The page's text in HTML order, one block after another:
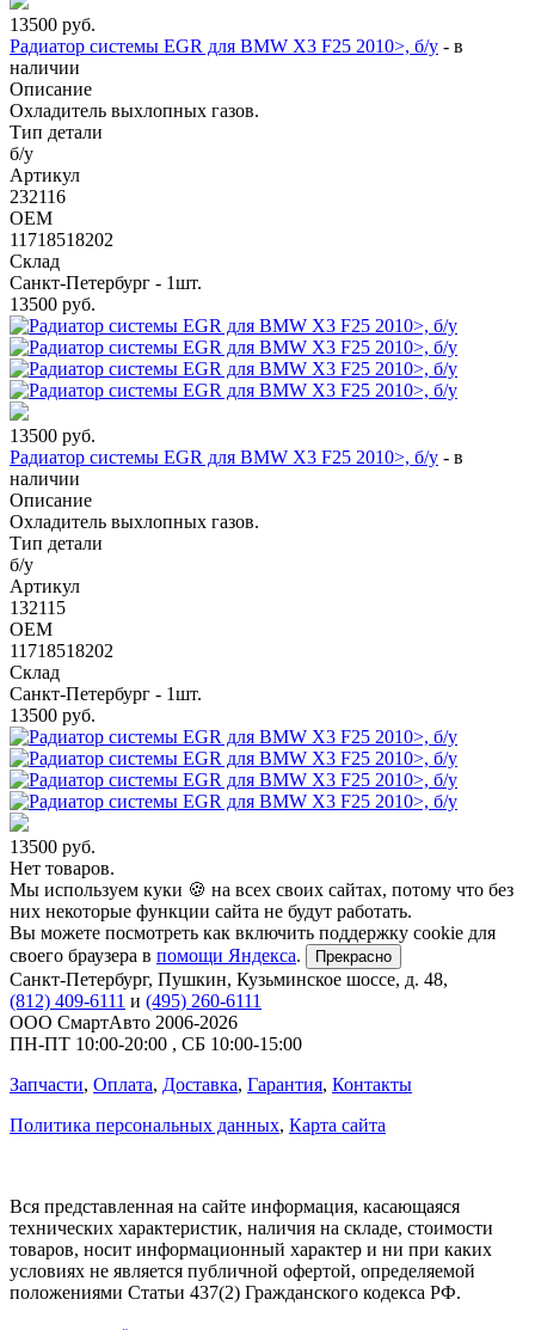
13500 руб.
Радиатор системы EGR для BMW X3 F25 2010>, б/у - в
наличии
Описание
Охладитель выхлопных газов.
Тип детали
б/у
Артикул
232116
OEM
11718518202
Склад
Санкт-Петербург - 1шт.
13500 руб.
13500 руб.
Радиатор системы EGR для BMW X3 F25 2010>, б/у - в
наличии
Описание
Охладитель выхлопных газов.
Тип детали
б/у
Артикул
132115
OEM
11718518202
Склад
Санкт-Петербург - 1шт.
13500 руб.
13500 руб.
Нет товаров.
Мы используем куки 🍪 на всех своих сайтах, потому что без
них некоторые функции сайта не будут работать.
Вы можете посмотреть как включить поддержку cookie для
своего браузера в помощи Яндекса. Прекрасно
Санкт-Петербург, Пушкин, Кузьминское шоссе, д. 48,
(812) 409-6111 и (495) 260-6111
ООО СмартАвто 2006-2026
ПН-ПТ 10:00-20:00 , СБ 10:00-15:00
Запчасти, Оплата, Доставка, Гарантия, Контакты
Политика персональных данных, Карта сайта
Вся представленная на сайте информация, касающаяся
технических характеристик, наличия на складе, стоимости
товаров, носит информационный характер и ни при каких
условиях не является публичной офертой, определяемой
положениями Статьи 437(2) Гражданского кодекса РФ.